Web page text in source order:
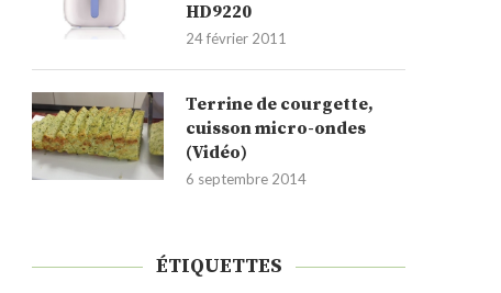
HD9220
24 février 2011
Terrine de courgette,
cuisson micro-ondes
(Vidéo)
6 septembre 2014
ÉTIQUETTES